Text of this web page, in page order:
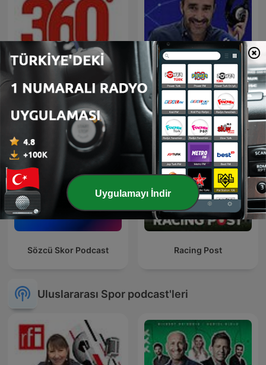
Sport 360 El Partidazo de COPE
Sözcü Skor Podcast Racing Post
Uluslararası Spor podcast'leri
Uygulamayı İndir